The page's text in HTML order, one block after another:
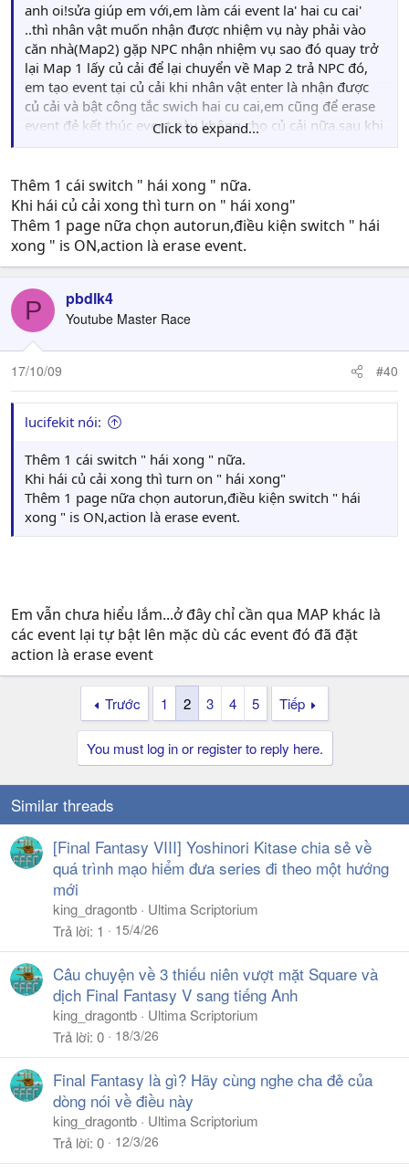
anh oi!sửa giúp em với,em làm cái event la' hai cu cai'
..thì nhân vật muốn nhận được nhiệm vụ này phải vào
căn nhà(Map2) gặp NPC nhận nhiệm vụ sao đó quay trở
lại Map 1 lấy củ cải để lại chuyển về Map 2 trả NPC đó,
em tạo event tại củ cải khi nhân vật enter là nhận được
củ cải và bật công tắc swich hai cu cai,em cũng để erase
event đẻ kết thúc event này không cho củ cải nữa.sau khi
lấy được củ cải ở Map 1 nhân vật quay trở lại map 2 trả
branch:switch[0015:haicucai]" nói chung là ok.trả được
nhiệm vụ.Nhưng bây giờ sau khi trả song em lại tiếp tục
trả nhiệm vụ hai rau cai mà trong khi rau cải chưa lấy thì
vẫn được..thế là sao.cứ làm như vậy thì có mà dàu to nếu
em thưởng cho nv 5G.hix hix..mà khi em quay lại Map 1
map thì event lại về như cũ :):):) anh giúp em cái
Click to expand...
Thêm 1 cái switch " hái xong " nữa.
Khi hái củ cải xong thì turn on " hái xong"
Thêm 1 page nữa chọn autorun,điều kiện switch " hái
xong " is ON,action là erase event.
P pbdlk4
Youtube Master Race
17/10/09 #40
lucifekit nói:
Thêm 1 cái switch " hái xong " nữa.
Khi hái củ cải xong thì turn on " hái xong"
Thêm 1 page nữa chọn autorun,điều kiện switch " hái
xong " is ON,action là erase event.
Em vẫn chưa hiểu lắm...ở đây chỉ cần qua MAP khác là
các event lại tự bật lên mặc dù các event đó đã đặt
action là erase event
Trước 1 2 3 4 5 Tiếp
You must log in or register to reply here.
Similar threads
[Final Fantasy VIII] Yoshinori Kitase chia sẻ về
quá trình mạo hiểm đưa series đi theo một hướng
mới
king_dragontb
Ultima Scriptorium
Trả lời 1 15/4/26
Câu chuyện về 3 thiếu niên vượt mặt Square và
dịch Final Fantasy V sang tiếng Anh
king_dragontb
Ultima Scriptorium
Trả lời 0 18/3/26
Final Fantasy là gì? Hãy cùng nghe cha đẻ của
dòng nói về điều này
king_dragontb
Ultima Scriptorium
Trả lời 0 12/3/26